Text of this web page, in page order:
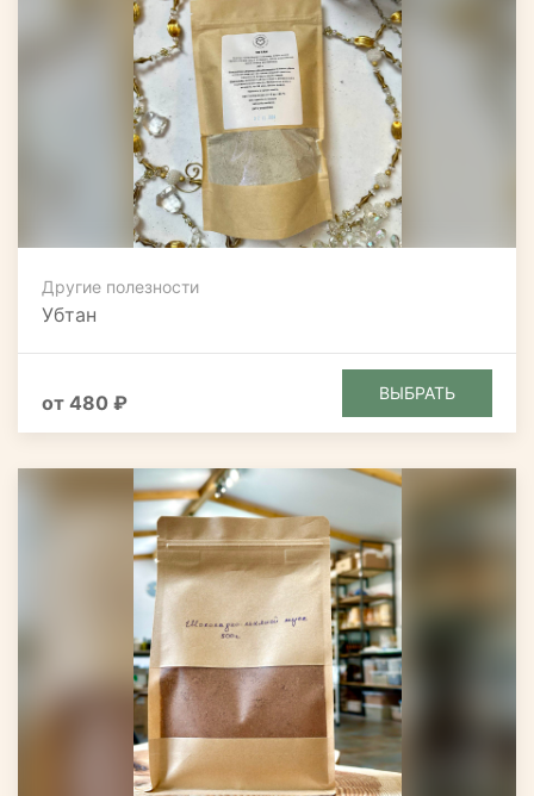
Другие полезности
Убтан
от 480 ₽ ВЫБРАТЬ